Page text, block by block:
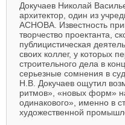
Докучаев Николай
архитектор, один из
АСНОВА. Известность
творчество проектанта,
публицистическая
своих коллег, у которых
строительного дела в
серьезные сомнения в
Н.В. Докучаев ощутил
ритмов», «новых форм»
одинакового», именно в
художественной